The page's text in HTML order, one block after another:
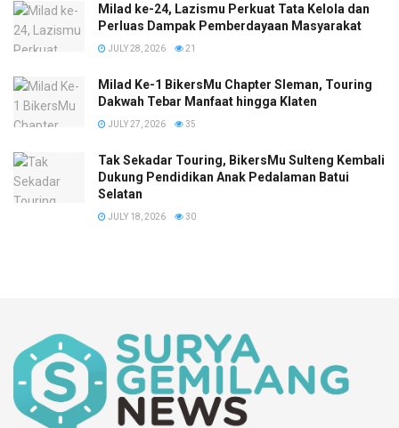
Milad ke-24, Lazismu Perkuat Tata Kelola dan
Perluas Dampak Pemberdayaan Masyarakat
JULY 28, 2026 21
Milad Ke-1 BikersMu Chapter Sleman, Touring
Dakwah Tebar Manfaat hingga Klaten
JULY 27, 2026 35
Tak Sekadar Touring, BikersMu Sulteng Kembali
Dukung Pendidikan Anak Pedalaman Batui
Selatan
JULY 18, 2026 30